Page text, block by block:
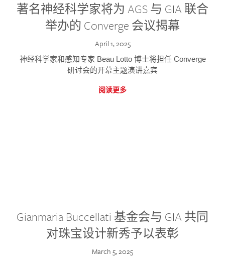
著名神经科学家将为 AGS 与 GIA 联合
举办的 Converge 会议揭幕
April 1, 2025
神经科学家和感知专家 Beau Lotto 博士将担任 Converge
研讨会的开幕主题演讲嘉宾
阅读更多
Gianmaria Buccellati 基金会与 GIA 共同
对珠宝设计新秀予以表彰
March 5, 2025